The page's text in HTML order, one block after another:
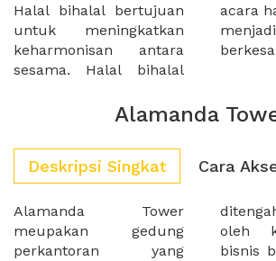
Halal bihalal bertujuan
untuk meningkatkan
keharmonisan antara
sesama. Halal bihalal
acara halal bihalal Anda
menjadi semakin
Alamanda
Deskripsi Singkat Cara
Alamanda Tower
meupakan gedung
perkantoran yang
ditengah dan dikelilingi
oleh kawasan pusat
bisnis baru di Jakarta .